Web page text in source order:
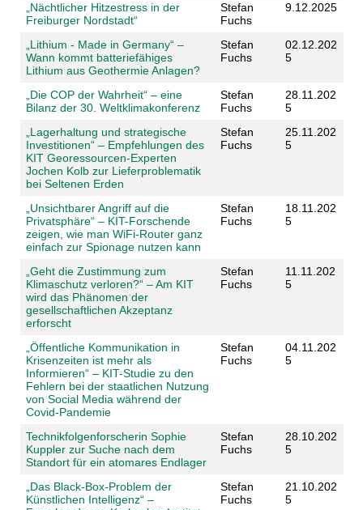
„Nächtlicher Hitzestress in der
Freiburger Nordstadt“
Stefan
Fuchs
9.12.2025
„Lithium - Made in Germany“ –
Wann kommt batteriefähiges
Lithium aus Geothermie Anlagen?
Stefan
Fuchs
02.12.202
5
„Die COP der Wahrheit“ – eine
Bilanz der 30. Weltklimakonferenz
Stefan
Fuchs
28.11.202
5
„Lagerhaltung und strategische
Investitionen“ – Empfehlungen des
KIT Georessourcen-Experten
Jochen Kolb zur Lieferproblematik
bei Seltenen Erden
Stefan
Fuchs
25.11.202
5
„Unsichtbarer Angriff auf die
Privatsphäre“ – KIT-Forschende
zeigen, wie man WiFi-Router ganz
einfach zur Spionage nutzen kann
Stefan
Fuchs
18.11.202
5
„Geht die Zustimmung zum
Klimaschutz verloren?“ – Am KIT
wird das Phänomen der
gesellschaftlichen Akzeptanz
erforscht
Stefan
Fuchs
11.11.202
5
„Öffentliche Kommunikation in
Krisenzeiten ist mehr als
Informieren“ – KIT-Studie zu den
Fehlern bei der staatlichen Nutzung
von Social Media während der
Covid-Pandemie
Stefan
Fuchs
04.11.202
5
Technikfolgenforscherin Sophie
Kuppler zur Suche nach dem
Standort für ein atomares Endlager
Stefan
Fuchs
28.10.202
5
„Das Black-Box-Problem der
Künstlichen Intelligenz“ –
Stefan
Fuchs
21.10.202
5